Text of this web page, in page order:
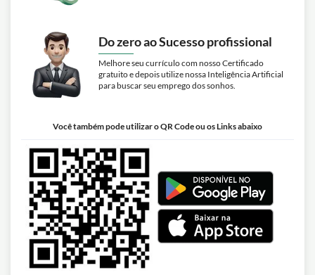
Do zero ao Sucesso profissional
Melhore seu currículo com nosso Certificado
gratuito e depois utilize nossa Inteligência Artificial
para buscar seu emprego dos sonhos.
Você também pode utilizar o QR Code ou os Links abaixo